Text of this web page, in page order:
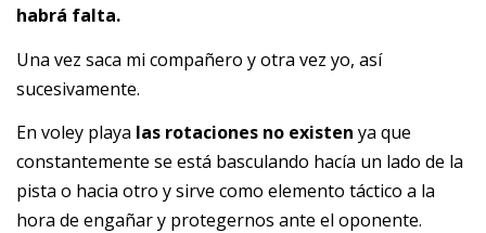
habrá falta.
Una vez saca mi compañero y otra vez yo, así
sucesivamente.
En voley playa las rotaciones no existen ya que
constantemente se está basculando hacía un lado de la
pista o hacia otro y sirve como elemento táctico a la
hora de engañar y protegernos ante el oponente.